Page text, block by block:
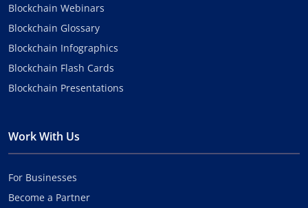
Blockchain Webinars
Blockchain Glossary
Blockchain Infographics
Blockchain Flash Cards
Blockchain Presentations
Work With Us
For Businesses
Become a Partner